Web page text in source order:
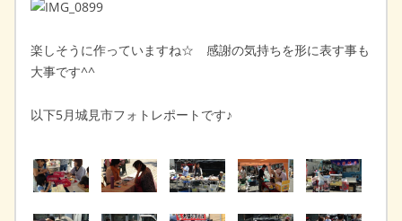
楽しそうに作っていますね☆ 感謝の気持ちを形に表す事も
大事です^^
以下5月城見市フォトレポートです♪